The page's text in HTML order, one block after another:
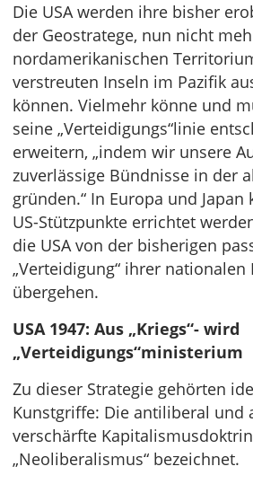
Die USA werden ihre bisher
der Geostratege, nun nicht
nordamerikanischen
verstreuten Inseln im Pazifik
können. Vielmehr könne und
seine „Verteidigungs“linie
erweitern, „indem wir unsere
zuverlässige Bündnisse in der
gründen.“ In Europa und
US-Stützpunkte errichtet
die USA von der bisherigen
„Verteidigung“ ihrer nationalen
übergehen.
USA 1947: Aus „Kriegs“- wird
„Verteidigungs“ministerium
Zu dieser Strategie gehörten
Kunstgriffe: Die antiliberal und
verschärfte
„Neoliberalismus“ bezeichnet.